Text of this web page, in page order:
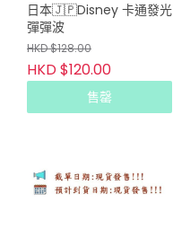
日本🇯🇵Disney 卡通發光
彈彈波
HKD $128.00
HKD $120.00
售罄